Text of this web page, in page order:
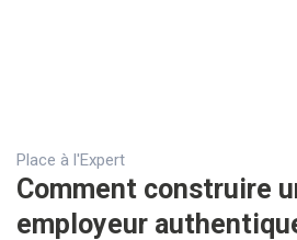
Place à l'Expert
Comment construire
employeur